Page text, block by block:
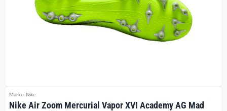
Marke: Nike
Nike Air Zoom Mercurial Vapor XVI Academy AG Mad